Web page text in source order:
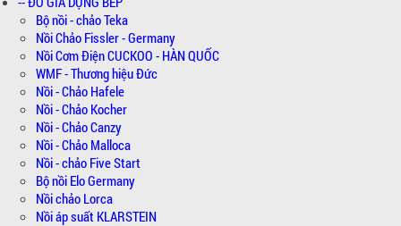
Bộ nồi - chảo Teka
Nồi Chảo Fissler - Germany
Nồi Cơm Điện CUCKOO - HÀN QUỐC
WMF - Thương hiệu Đức
Nồi - Chảo Hafele
Nồi - Chảo Kocher
Nồi - Chảo Canzy
Nồi - Chảo Malloca
Nồi - chảo Five Start
Bộ nồi Elo Germany
Nồi chảo Lorca
Nồi áp suất KLARSTEIN